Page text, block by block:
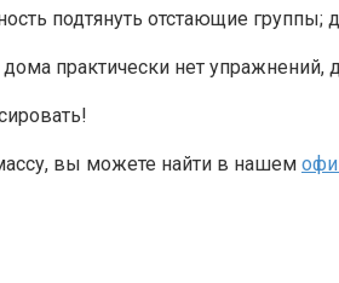
подтянуть отстающие группы;
практически нет упражнений,
вы можете найти в нашем